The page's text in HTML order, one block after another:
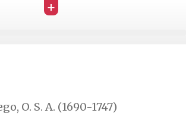
+
O. S. A. (1690-1747)